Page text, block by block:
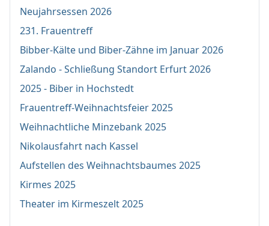
Neujahrsessen 2026
231. Frauentreff
Bibber-Kälte und Biber-Zähne im Januar 2026
Zalando - Schließung Standort Erfurt 2026
2025 - Biber in Hochstedt
Frauentreff-Weihnachtsfeier 2025
Weihnachtliche Minzebank 2025
Nikolausfahrt nach Kassel
Aufstellen des Weihnachtsbaumes 2025
Kirmes 2025
Theater im Kirmeszelt 2025